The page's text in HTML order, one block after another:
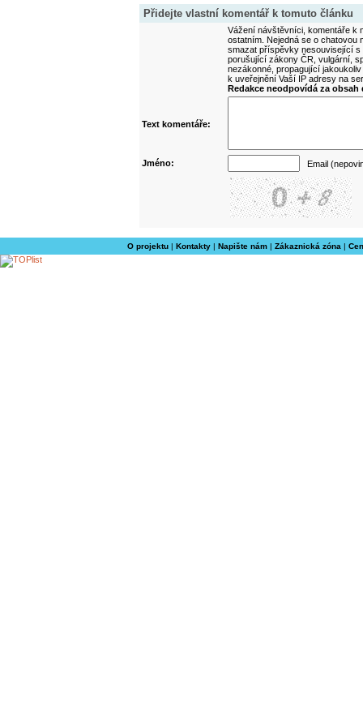
Přidejte vlastní komentář k tomuto článku
Vážení návštěvníci, komentáře k
ostatním. Nejedná se o
smazat příspěvky nesouvisející
porušující zákony ČR, vulgární,
nezákonné, propagující
k uveřejnění Vaší IP adresy na
Redakce neodpovídá za
Text komentáře:
Jméno: Email
O projektu| Kontakty| Napište nám| Zákaznická zóna |